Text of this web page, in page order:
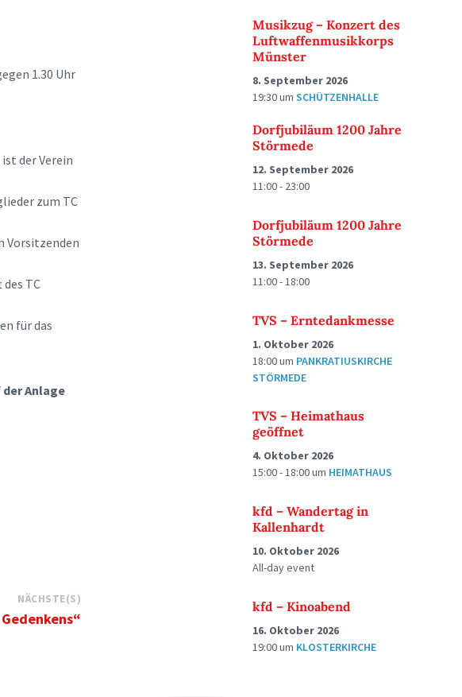
1.30 Uhr
der Verein
zum TC
Vorsitzenden
TC
für das
Anlage
NÄCHSTE(S)
Musikzug – Konzert des
Luftwaffenmusikkorps
Münster
8. September 2026
19:30umSCHÜTZENHALLE
Dorfjubiläum 1200 Jahre
Störmede
12. September 2026
11:00 - 23:00
Dorfjubiläum 1200 Jahre
Störmede
13. September 2026
11:00 - 18:00
TVS – Erntedankmesse
1. Oktober 2026
18:00um PANKRATIUSKIRCHE
STÖRMEDE
TVS – Heimathaus
geöffnet
4. Oktober 2026
15:00 - 18:00um HEIMATHAUS
kfd – Wandertag in
Kallenhardt
10. Oktober 2026
All-day event
kfd – Kinoabend
16. Oktober 2026
19:00um KLOSTERKIRCHE